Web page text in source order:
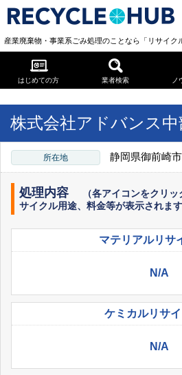
産業廃棄物・事業系ごみ処理のことなら「リサイク
はじめての方 業者検索 ノ
« 一覧に戻る « TOPページへ
株式会社アドバンス
所在地 静岡県御前崎市
処理内容
（各アイコンをクリ
サイクル用途、料金等が表示されます
マテリアルリサ
N/A
ケミカルリサ
N/A